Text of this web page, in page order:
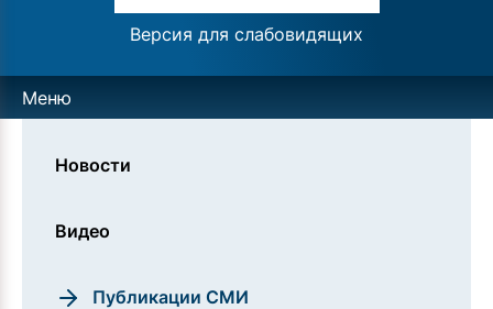
Версия для слабовидящих
Меню
Новости
Видео
Публикации СМИ